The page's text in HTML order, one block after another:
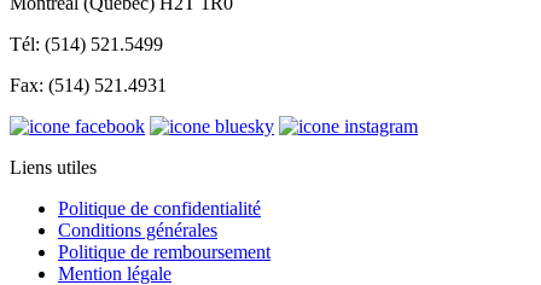
Tél: (514) 521.5499
Fax: (514) 521.4931
Liens utiles
Politique de confidentialité
Conditions générales
Politique de remboursement
Mention légale